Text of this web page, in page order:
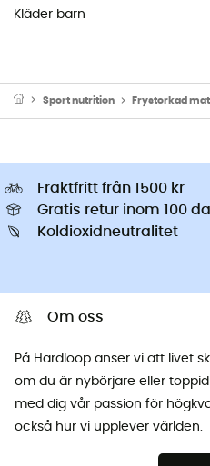
Kläder barn
Sport nutrition Frystorkad mat
Fraktfritt från 1500 kr
Gratis retur inom 100
Koldioxidneutralitet
Om oss
På Hardloop anser vi att livet
om du är nybörjare eller
med dig vår passion för
också hur vi upplever världen.